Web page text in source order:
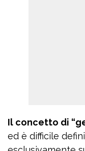
Il concetto di
ed è difficile